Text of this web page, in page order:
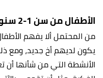
الأطفال من سن 1-2 سنوات
من المحتمل ألا يفهم
يكون لديهم أخ جديد، ومع
الأنشطة التي من شأنها